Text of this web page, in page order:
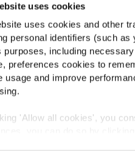
uses cookies
uses cookies and other
personal identifiers (such
purposes, including
preferences cookies to
usage and improve
'Allow all cookies', you
Nos racines
Espace
News
FAQ